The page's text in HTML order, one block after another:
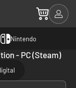
Nintendo
- PC (Steam)